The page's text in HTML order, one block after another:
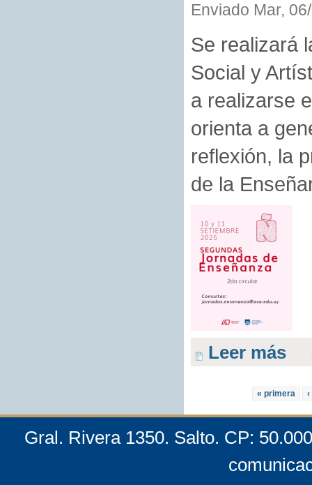
Enviado Mar,
Se realizará
Social y
a realizarse
orienta a
reflexión, la
de la
Leer más
« primera
Gral. Rivera 1350. Salto. CP: